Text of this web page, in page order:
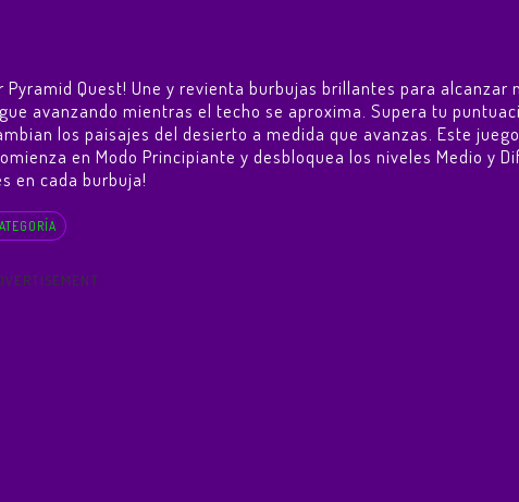
Quest! Une y revienta burbujas brillantes para alcanzar
avanzando mientras el techo se aproxima. Supera tu
los paisajes del desierto a medida que avanzas. Este
en Modo Principiante y desbloquea los niveles Medio y
en cada burbuja!